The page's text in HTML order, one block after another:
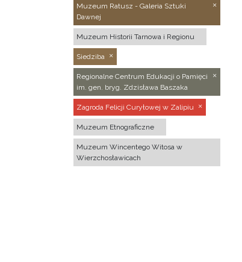
Muzeum Ratusz - Galeria Sztuki
Dawnej
Muzeum Historii Tarnowa i Regionu
Siedziba
Regionalne Centrum Edukacji o Pamięci
im. gen. bryg. Zdzisława Baszaka
Zagroda Felicji Curyłowej w Zalipiu
Muzeum Etnograficzne
Muzeum Wincentego Witosa w
Wierzchosławicach